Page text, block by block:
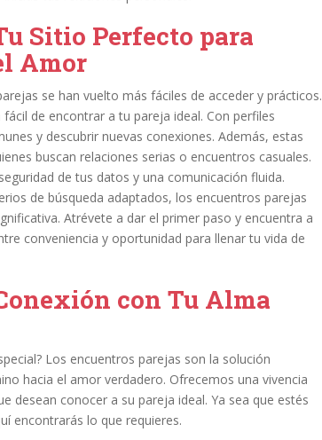
Sitio Perfecto para
Amor
se han vuelto más fáciles de acceder y prácticos.
de encontrar a tu pareja ideal. Con perfiles
y descubrir nuevas conexiones. Además, estas
buscan relaciones serias o encuentros casuales.
de tus datos y una comunicación fluida.
de búsqueda adaptados, los encuentros parejas
Atrévete a dar el primer paso y encuentra a
conveniencia y oportunidad para llenar tu vida de
con Tu Alma
Los encuentros parejas son la solución
hacia el amor verdadero. Ofrecemos una vivencia
desean conocer a su pareja ideal. Ya sea que estés
encontrarás lo que requieres.